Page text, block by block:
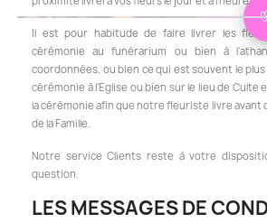
Il est pour habitude de faire livrer les
cérémonie au funérarium ou bien à
coordonnées, ou bien ce qui est souvent le
cérémonie à l'Eglise ou bien sur le lieu de Culte
la cérémonie afin que notre fleuriste livre avant
de la Famille.
Notre service Clients reste à votre
question.
LES MESSAGES DE
je suis
Je peux
fleurs
situation,
votre
Je